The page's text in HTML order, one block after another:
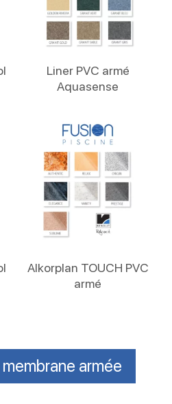
Liner PVC armé
Aquasense
Alkorplan TOUCH PVC
armé
armée